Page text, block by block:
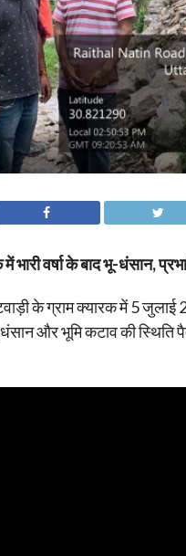
भारी वर्षा के बाद भू-धंसान,
के ग्राम क्यारक में 5 जुलाई
और भूमि कटाव की स्थिति